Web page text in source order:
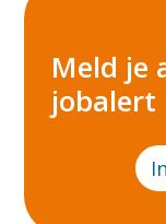
Meld je
jobalert